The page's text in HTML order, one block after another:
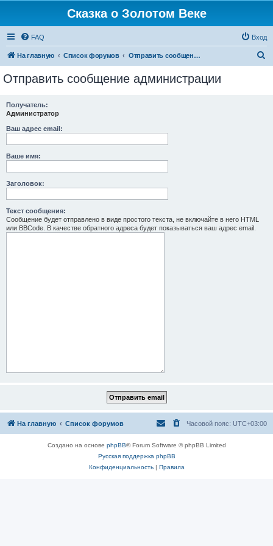
Сказка о Золотом Веке
FAQ Вход
На главную Список форумов Отправить сообщение администрации
Отправить сообщение администрации
Получатель:
Администратор
Ваш адрес email:
Ваше имя:
Заголовок:
Текст сообщения:
Сообщение будет отправлено в виде простого текста, не включайте в него HTML
или BBCode. В качестве обратного адреса будет показываться ваш адрес email.
На главную Список форумов Часовой пояс: UTC+03:00
Создано на основе phpBB® Forum Software © phpBB Limited
Русская поддержка phpBB
Конфиденциальность| Правила